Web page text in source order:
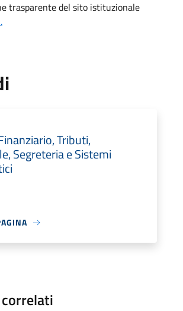
trasparente del sito istituzionale
Tributi,
Segreteria e Sistemi